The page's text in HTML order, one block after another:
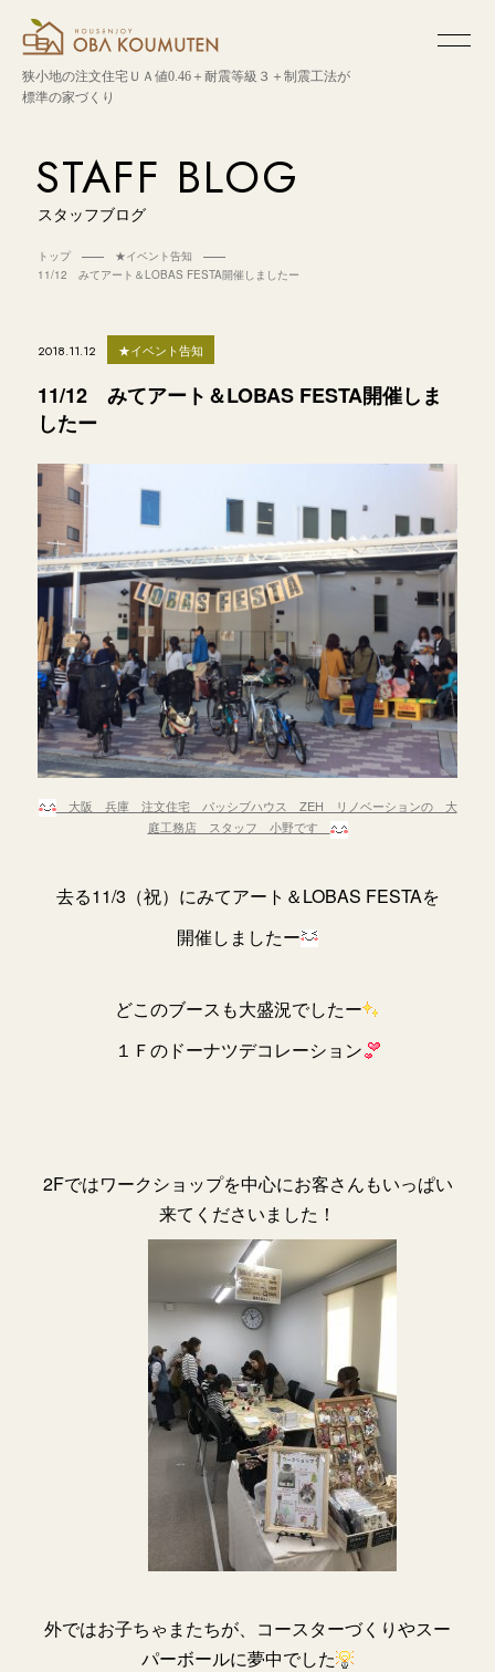
狭小地の注文住宅ＵＡ値0.46＋耐震等級３＋制震工法が
標準の家づくり
STAFF BLOG
スタッフブログ
トップ
★イベント告知
11/12 みてアート＆LOBAS FESTA開催しましたー
2018.11.12 ★イベント告知
11/12 みてアート＆LOBAS FESTA開催しま
したー
大阪 兵庫 注文住宅 パッシブハウス ZEH リノベーションの 大
庭工務店 スタッフ 小野です
去る11/3（祝）にみてアート＆LOBAS FESTAを
開催しましたー
どこのブースも大盛況でしたー
１Ｆのドーナツデコレーション
2Fではワークショップを中心にお客さんもいっぱい
来てくださいました！
外ではお子ちゃまたちが、コースターづくりやスー
パーボールに夢中でした